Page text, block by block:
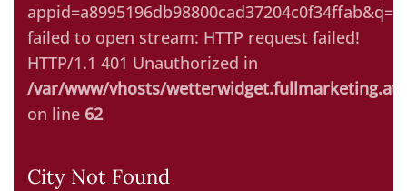
failed to open stream: HTTP request failed!
HTTP/1.1 401 Unauthorized in
/var/www/vhosts/
on line 62
City Not Found